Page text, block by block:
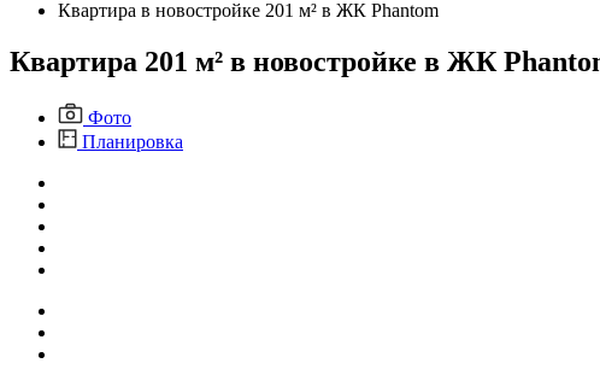
Квартира в новостройке 201 м² в ЖК Phantom
Квартира 201 м² в новостройке в ЖК
Фото
Планировка